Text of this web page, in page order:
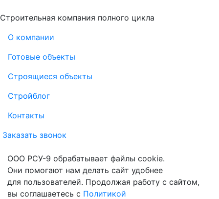
Строительная компания полного цикла
О компании
Готовые объекты
Строящиеся объекты
Стройблог
Контакты
Заказать звонок
ООО РСУ-9 обрабатывает файлы cookie.
Они помогают нам делать сайт удобнее
для пользователей. Продолжая работу с сайтом,
вы соглашаетесь с Политикой